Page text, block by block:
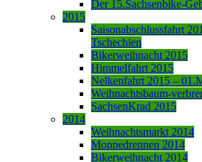
Der 15.Sachsenbike-
2015
Saisonabschlussfahrt
Tschechien
Bikerweihnacht 2015
Himmelfahrt 2015
Nelkenfahrt 2015 –
Weihnachtsbaum-
SachsenKrad 2015
2014
Weihnachtsmarkt 2014
Moppedrennen 2014
Bikerweihnacht 2014